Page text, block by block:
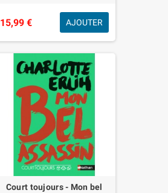
15,99 € AJOUTER
Court toujours - Mon bel